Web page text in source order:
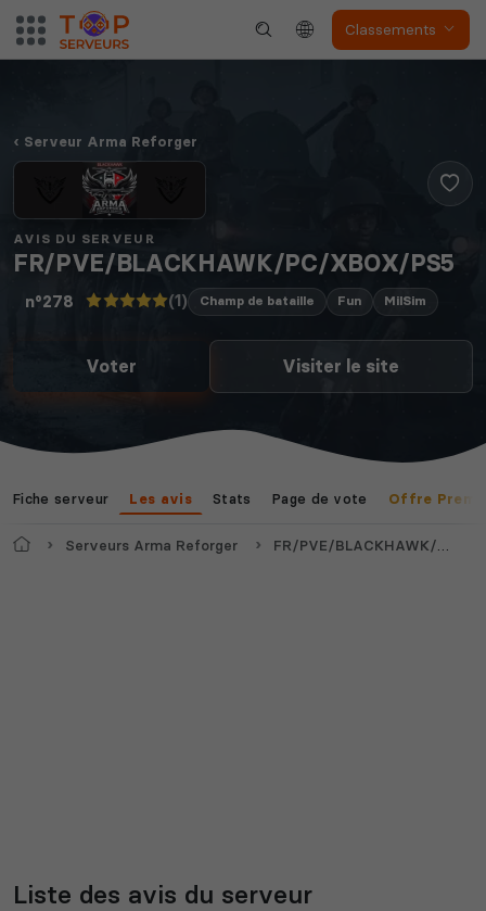
Classements
Dune Awakening Empyrion
Squad
Myth of Empires Enshrouded
jeux disponibles
Serveur Arma Reforger
AVIS DU SERVEUR
FR/PVE/BLACKHAWK/PC/XBOX/PS5
n°278 (1) Champ de bataille Fun MilSim
Voter Visiter le site
Fiche serveur Les avis Stats Page de vote Offre
AccueilServeurs Arma Reforger FR/PVE/BLACKHAWK/PC/XBOX/PS5
Liste des avis du serveur